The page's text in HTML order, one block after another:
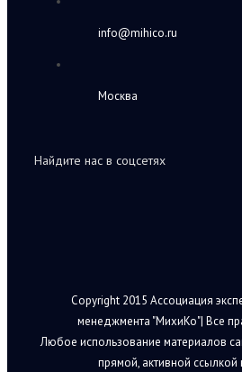
info@mihico.ru
Москва
Найдите нас в соцсетях
Copyright 2015 Ассоциация
менеджмента "МихиКо"| Все
Любое использование материалов
прямой, активной ссылкой